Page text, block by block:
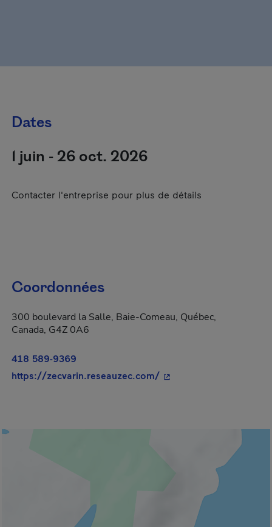
Dates
1 juin - 26 oct. 2026
Contacter l'entreprise pour plus de détails
Coordonnées
300 boulevard la Salle, Baie-Comeau, Québec,
Canada, G4Z 0A6
418 589-9369
https://zecvarin.reseauzec.com/- Cet hyperlien